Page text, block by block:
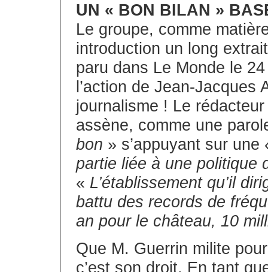
UN « BON BILAN »
Le groupe, comme
introduction un long
paru dans Le Monde le
l’action de Jean-
journalisme ! Le
assène, comme une
bon » s’appuyant sur une
partie liée à une politique
« L’établissement qu’il
battu des records de
an pour le château, 10
Que M. Guerrin milite
c’est son droit. En tant